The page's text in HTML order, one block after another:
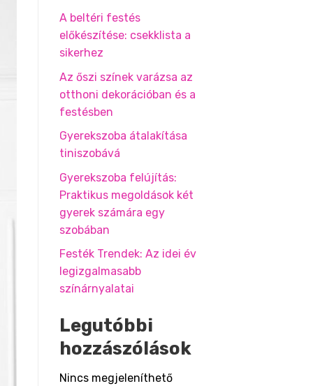
A beltéri festés
előkészítése: csekklista a
sikerhez
Az őszi színek varázsa az
otthoni dekorációban és a
festésben
Gyerekszoba átalakítása
tiniszobává
Gyerekszoba felújítás:
Praktikus megoldások két
gyerek számára egy
szobában
Festék Trendek: Az idei év
legizgalmasabb
színárnyalatai
Legutóbbi
hozzászólások
Nincs megjeleníthető